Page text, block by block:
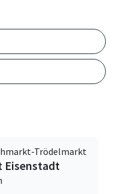
Trödelmarkt
Eisenstadt